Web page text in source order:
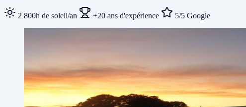
2 800h de soleil/an +20 ans d'expérience 5/5 Google